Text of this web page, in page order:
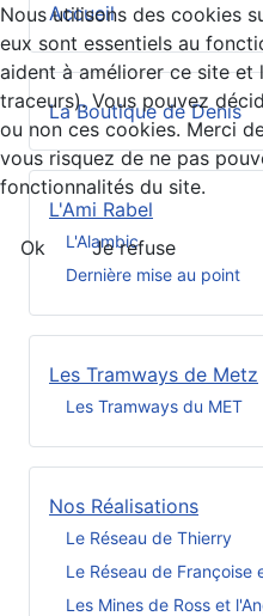
Accueil
La Boutique de Denis
L'Ami Rabel
L'Alambic
Dernière mise au point
Les Tramways de Metz
Les Tramways du MET
Nos Réalisations
Le Réseau de Thierry
Le Réseau de Françoise
Les Mines de Ross et
Nous utilisons des cookies
eux sont essentiels au
aident à améliorer ce site et
traceurs). Vous pouvez
ou non ces cookies. Merci
vous risquez de ne pas
fonctionnalités du site.
Ok Je refuse